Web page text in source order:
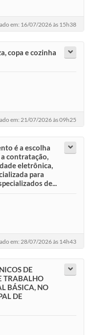
em: 16/07/2026 às 15h38
copa e cozinha
em: 21/07/2026 às 09h25
é a escolha
contratação,
eletrônica,
para
de...
em: 28/07/2026 às 14h43
DE
TRABALHO
BÁSICA, NO
DE